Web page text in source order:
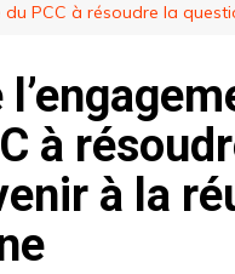
du PCC à résoudre la
à
à la